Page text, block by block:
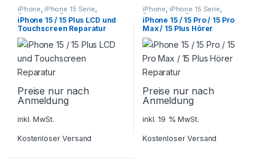
iPhone, iPhone 15 Serie,
Smartphone Reparatur
iPhone 15 / 15 Plus LCD und
Touchscreen Reparatur
Preise nur nach
Anmeldung
inkl. MwSt.
Kostenloser Versand
iPhone, iPhone 15 Serie,
Smartphone Reparatur
iPhone 15 / 15 Pro / 15 Pro
Max / 15 Plus Hörer
Reparatur
Preise nur nach
Anmeldung
inkl. 19 % MwSt.
Kostenloser Versand